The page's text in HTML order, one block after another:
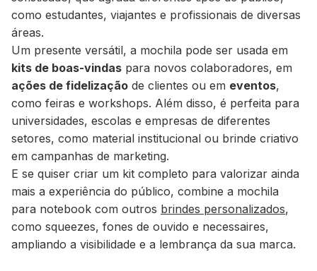
como estudantes, viajantes e profissionais de diversas
áreas.
Um presente versátil, a mochila pode ser usada em
kits de boas-vindas para novos colaboradores, em
ações de fidelização de clientes ou em eventos,
como feiras e workshops. Além disso, é perfeita para
universidades, escolas e empresas de diferentes
setores, como material institucional ou brinde criativo
em campanhas de marketing.
E se quiser criar um kit completo para valorizar ainda
mais a experiência do público, combine a mochila
para notebook com outros brindes personalizados,
como squeezes, fones de ouvido e necessaires,
ampliando a visibilidade e a lembrança da sua marca.